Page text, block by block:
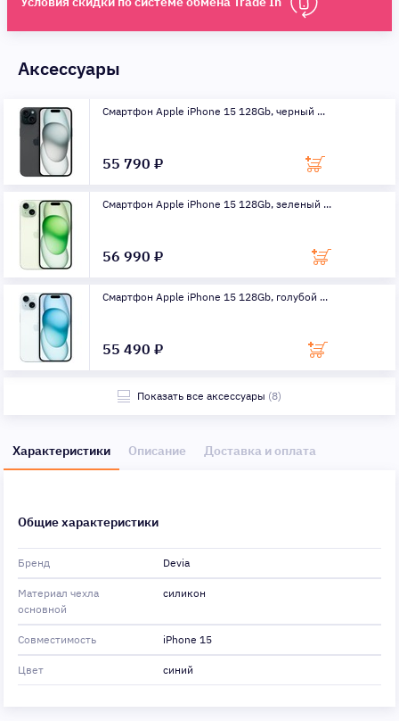
Аксессуары
Смартфон Apple iPhone 15 128Gb, черный ...
55 790 ₽
Смартфон Apple iPhone 15 128Gb, зеленый ...
56 990 ₽
Смартфон Apple iPhone 15 128Gb, голубой ...
55 490 ₽
Показать все аксессуары (8)
Характеристики Описание Доставка и оплата
Общие характеристики
Бренд Devia
Материал чехла
основной
силикон
Совместимость iPhone 15
Цвет синий